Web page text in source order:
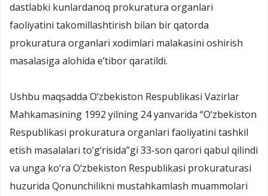
dastlabki kunlardanoq prokuratura organlari
faoliyatini takomillashtirish bilan bir qatorda
prokuratura organlari xodimlari malakasini oshirish
masalasiga alohida e’tibor qaratildi.
Ushbu maqsadda O‘zbekiston Respublikasi Vazirlar
Mahkamasining 1992 yilning 24 yanvarida “O‘zbekiston
Respublikasi prokuratura organlari faoliyatini tashkil
etish masalalari to‘g‘risida”gi 33-son qarori qabul qilindi
va unga ko‘ra O‘zbekiston Respublikasi prokuraturasi
huzurida Qonunchilikni mustahkamlash muammolari